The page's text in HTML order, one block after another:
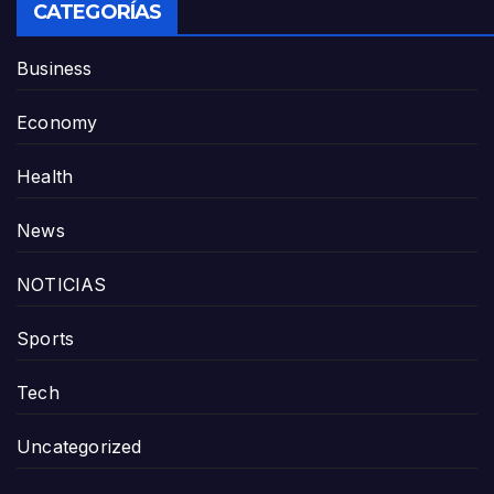
CATEGORÍAS
Business
Economy
Health
News
NOTICIAS
Sports
Tech
Uncategorized